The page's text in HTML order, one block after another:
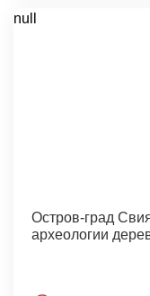
null
Остров-град
археологии